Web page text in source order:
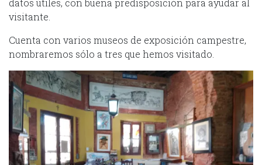
datos útiles, con buena predisposición para ayudar al
visitante.
Cuenta con varios museos de exposición campestre,
nombraremos sólo a tres que hemos visitado.